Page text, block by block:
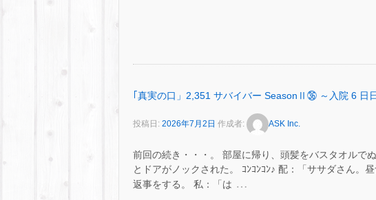
｢真実の口」2,351 サバイバー SeasonⅡ㊱ ～入院 6 日
投稿日: 2026年7月2日 作成者: ASK Inc.
前回の続き・・・。 部屋に帰り、頭髪をバスタオルで
とドアがノックされた。 ｺﾝｺﾝｺﾝ♪ 配：「ササダさん。
返事をする。 私：「は …